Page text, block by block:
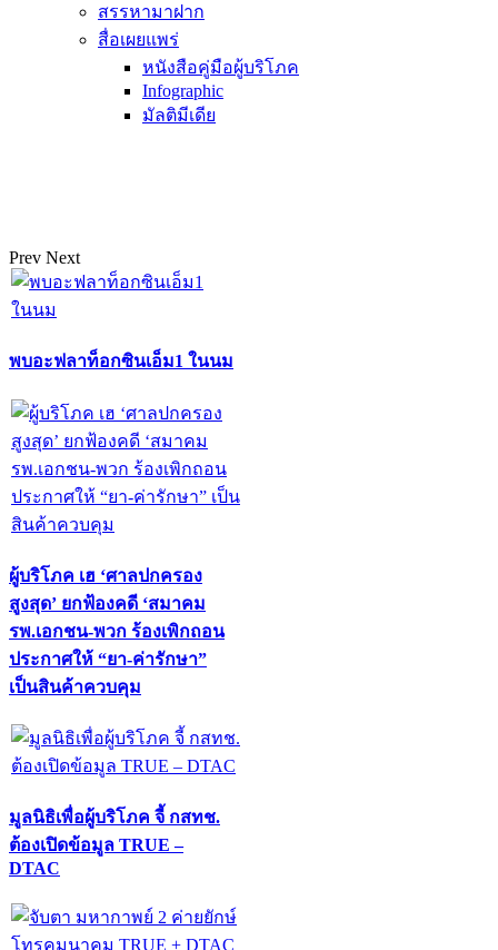
สรรหามาฝาก
สื่อเผยแพร่
หนังสือคู่มือผู้บริโภค
Infographic
มัลติมีเดีย
Prev Next
พบอะฟลาท็อกซินเอ็ม1 ในนม
ผู้บริโภค เฮ ‘ศาลปกครอง
สูงสุด’ ยกฟ้องคดี ‘สมาคม
รพ.เอกชน-พวก ร้องเพิกถอน
ประกาศให้ “ยา-ค่ารักษา”
เป็นสินค้าควบคุม
มูลนิธิเพื่อผู้บริโภค จี้ กสทช.
ต้องเปิดข้อมูล TRUE –
DTAC